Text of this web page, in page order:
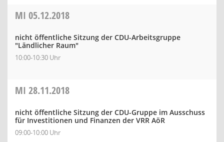
MI 05.12.2018
nicht öffentliche Sitzung der CDU-Arbeitsgruppe
"Ländlicher Raum"
10:00-10:30 Uhr
MI 28.11.2018
nicht öffentliche Sitzung der CDU-Gruppe im Ausschuss
für Investitionen und Finanzen der VRR AöR
09:00-10:00 Uhr